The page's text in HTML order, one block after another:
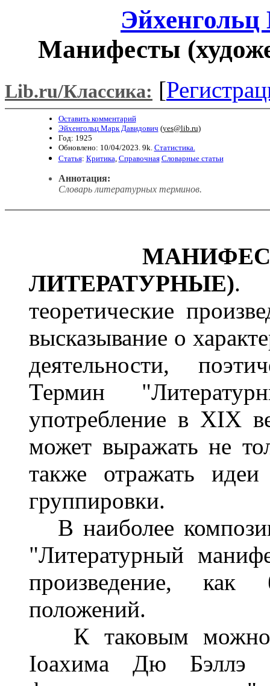
Манифесты
Lib.ru/Классика: [
Оставить комментарий
Эйхенгольц Марк Давидович (yes@lib.ru)
Год: 1925
Обновлено: 10/04/2023. 9k. Статистика.
Статья: Критика Справочная Словарные статьи
Аннотация:
Словарь литературных терминов.
ЛИТЕРАТУРНЫЕ).
теоретические
высказывание о
деятельности,
Термин
употребление в XIX
может выражать не
также отражать
группировки.
В наиболее
"Литературный
произведение, как
положений.
К таковым можно
Іоахима Дю Бэллэ